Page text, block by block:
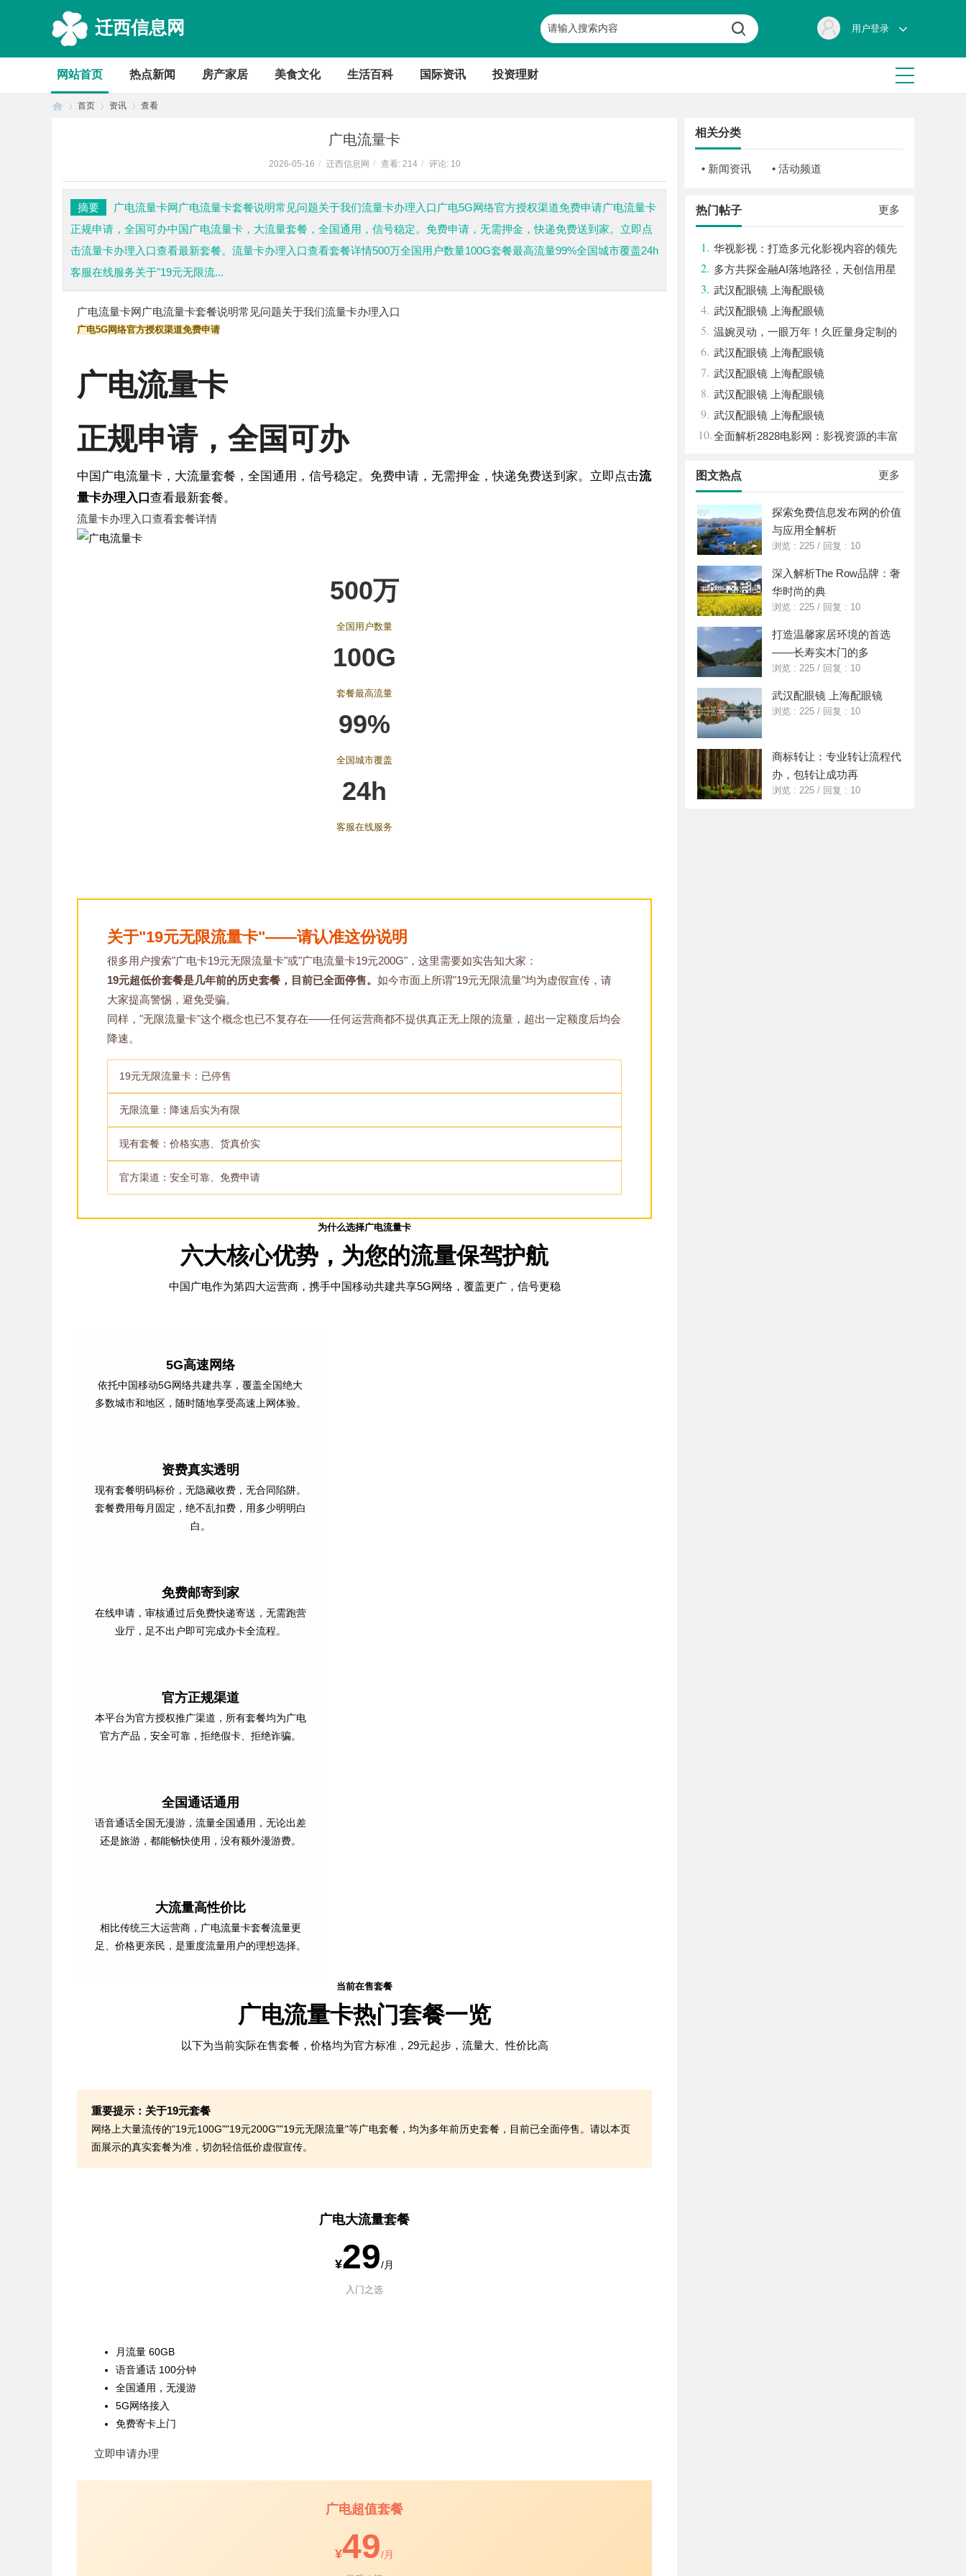
迁西信息网 用户登录
网站首页 热点新闻 房产家居 美食文化 生活百科 国际资讯 投资理财
首页 资讯 查看
广电流量卡
2026-05-16 / 迁西信息网 / 查看: 214 / 评论: 10
摘要
广电流量卡网广电流量卡套餐说明常见问题关于我们流量卡办理入口广电5G网络官方授权渠道免费申请广电流量卡
正规申请，全国可办中国广电流量卡，大流量套餐，全国通用，信号稳定。免费申请，无需押金，快递免费送到家。立即点
击流量卡办理入口查看最新套餐。流量卡办理入口查看套餐详情500万全国用户数量100G套餐最高流量99%全国城市覆盖24h
客服在线服务关于"19元无限流...
广电流量卡网广电流量卡套餐说明常见问题关于我们流量卡办理入口
广电5G网络官方授权渠道免费申请
广电流量卡
正规申请，全国可办
中国广电流量卡，大流量套餐，全国通用，信号稳定。免费申请，无需押金，快递免费送到家。立即点击流
量卡办理入口查看最新套餐。
流量卡办理入口查看套餐详情
500万
全国用户数量
100G
套餐最高流量
99%
全国城市覆盖
24h
客服在线服务
关于"19元无限流量卡"——请认准这份说明
很多用户搜索"广电卡19元无限流量卡"或"广电流量卡19元200G"，这里需要如实告知大家：
19元超低价套餐是几年前的历史套餐，目前已全面停售。 如今市面上所谓"19元无限流量"均为虚假宣传，请
大家提高警惕，避免受骗。
同样，"无限流量卡"这个概念也已不复存在——任何运营商都不提供真正无上限的流量，超出一定额度后均会
降速。
19元无限流量卡：已停售
无限流量：降速后实为有限
现有套餐：价格实惠、货真价实
官方渠道：安全可靠、免费申请
为什么选择广电流量卡
六大核心优势，为您的流量保驾护航
中国广电作为第四大运营商，携手中国移动共建共享5G网络，覆盖更广，信号更稳
5G高速网络
依托中国移动5G网络共建共享，覆盖全国绝大
多数城市和地区，随时随地享受高速上网体验。
资费真实透明
现有套餐明码标价，无隐藏收费，无合同陷阱。
套餐费用每月固定，绝不乱扣费，用多少明明白
白。
免费邮寄到家
在线申请，审核通过后免费快递寄送，无需跑营
业厅，足不出户即可完成办卡全流程。
官方正规渠道
本平台为官方授权推广渠道，所有套餐均为广电
官方产品，安全可靠，拒绝假卡、拒绝诈骗。
全国通话通用
语音通话全国无漫游，流量全国通用，无论出差
还是旅游，都能畅快使用，没有额外漫游费。
大流量高性价比
相比传统三大运营商，广电流量卡套餐流量更
足、价格更亲民，是重度流量用户的理想选择。
当前在售套餐
广电流量卡热门套餐一览
以下为当前实际在售套餐，价格均为官方标准，29元起步，流量大、性价比高
重要提示：关于19元套餐
网络上大量流传的"19元100G""19元200G""19元无限流量"等广电套餐，均为多年前历史套餐，目前已全面停售。请以本页
面展示的真实套餐为准，切勿轻信低价虚假宣传。
广电大流量套餐
¥29/月
入门之选
月流量 60GB
语音通话 100分钟
全国通用，无漫游
5G网络接入
免费寄卡上门
立即申请办理
广电超值套餐
¥49/月
相关分类
• 新闻资讯 • 活动频道
更多
热门帖子
1. 华视影视：打造多元化影视内容的领先
平台
2. 多方共探金融AI落地路径，天创信用星
图AI助力产业金融智能升级
3. 武汉配眼镜 上海配眼镜
4. 武汉配眼镜 上海配眼镜
5. 温婉灵动，一眼万年！久匠量身定制的
眉眼唇，才是你整张脸的点睛之笔！淡颜系
女生的气质加分项
6. 武汉配眼镜 上海配眼镜
7. 武汉配眼镜 上海配眼镜
8. 武汉配眼镜 上海配眼镜
9. 武汉配眼镜 上海配眼镜
10.全面解析2828电影网：影视资源的丰富
更多
图文热点
探索免费信息发布网的价值
与应用全解析
浏览 : 225 / 回复 : 10
深入解析The Row品牌：奢
华时尚的典
浏览 : 225 / 回复 : 10
打造温馨家居环境的首选
——长寿实木门的多
浏览 : 225 / 回复 : 10
武汉配眼镜 上海配眼镜
浏览 : 225 / 回复 : 10
商标转让：专业转让流程代
办，包转让成功再
浏览 : 225 / 回复 : 10